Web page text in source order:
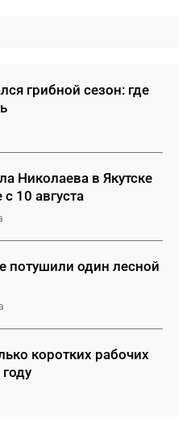
грибной сезон: где
Николаева в Якутске
10 августа
потушили один лесной
коротких рабочих